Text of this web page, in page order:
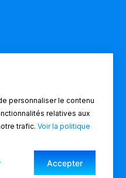
personnaliser le contenu
relatives aux
trafic.Voir la politique
Accepter